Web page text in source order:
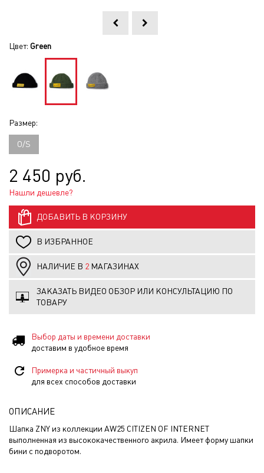
Цвет: Green
Размер:
O/S
2 450 руб.
Нашли дешевле?
ДОБАВИТЬ В КОРЗИНУ
В ИЗБРАННОЕ
НАЛИЧИЕ В 2 МАГАЗИНАХ
ЗАКАЗАТЬ ВИДЕО ОБЗОР ИЛИ КОНСУЛЬТАЦИЮ ПО
ТОВАРУ
Выбор даты и времени доставки
доставим в удобное время
Примерка и частичный выкуп
для всех способов доставки
ОПИСАНИЕ
Шапка ZNY из коллекции AW25 CITIZEN OF INTERNET
выполненная из высококачественного акрила. Имеет форму шапки
бини с подворотом.